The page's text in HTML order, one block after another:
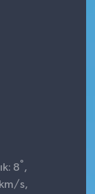
8° ,
km/s,